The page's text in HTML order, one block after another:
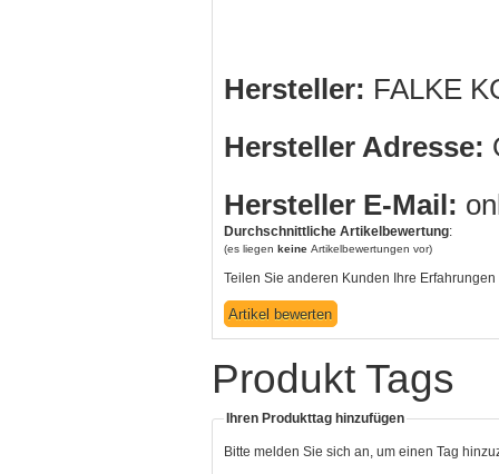
Hersteller: FALKE
Hersteller Adresse:
Hersteller E-Mail:
Durchschnittliche Artikelbewertung:
(es liegen keine Artikelbewertungen vor)
Teilen Sie anderen Kunden Ihre Erfahrungen
Produkt Tags
Ihren Produkttag hinzufügen
Bitte melden Sie sich an, um einen Tag